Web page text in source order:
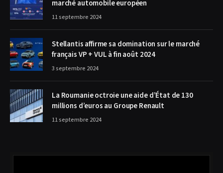
marché automobile européen
11 septembre 2024
Stellantis affirme sa domination sur le marché
français VP + VUL à fin août 2024
3 septembre 2024
La Roumanie octroie une aide d’État de 130
millions d’euros au Groupe Renault
11 septembre 2024